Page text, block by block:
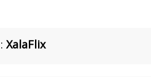
XalaFlix